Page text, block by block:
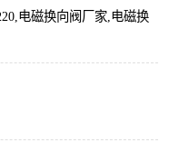
电磁换向阀厂家,电磁换